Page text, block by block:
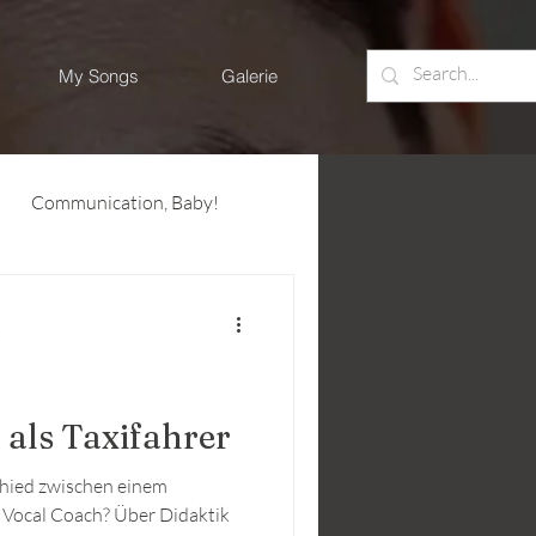
My Songs Galerie
Communication, Baby!
als Taxifahrer
zwischen einem
Coach? Über Didaktik